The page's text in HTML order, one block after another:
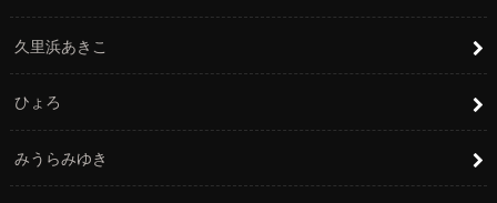
久里浜あきこ
ひょろ
みうらみゆき